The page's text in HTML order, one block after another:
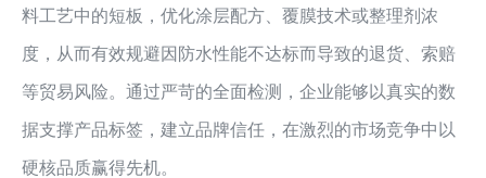
料工艺中的短板，优化涂层配方、覆膜技术或整理剂浓
度，从而有效规避因防水性能不达标而导致的退货、索赔
等贸易风险。通过严苛的全面检测，企业能够以真实的数
据支撑产品标签，建立品牌信任，在激烈的市场竞争中以
硬核品质赢得先机。